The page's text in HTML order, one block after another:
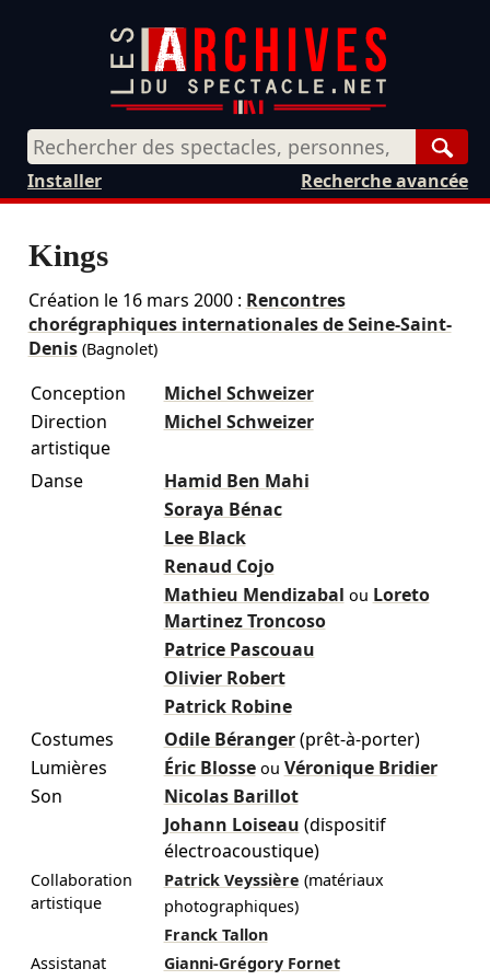
Recherche avancée
Installer
Kings
Création le 16 mars 2000: Rencontres
chorégraphiques internationales de Seine-Saint-
Denis(Bagnolet)
Conception
Michel Schweizer
Direction
artistique
Michel Schweizer
Danse
Hamid Ben Mahi
Soraya Bénac
Lee Black
Renaud Cojo
Mathieu Mendizabal ou Loreto
Martinez Troncoso
Patrice Pascouau
Olivier Robert
Patrick Robine
Costumes
Odile Béranger (prêt-à-porter)
Lumières
Éric Blosse ou Véronique Bridier
Son
Nicolas Barillot
Johann Loiseau (dispositif
électroacoustique)
Collaboration
artistique
Patrick Veyssière (matériaux
photographiques)
Franck Tallon
Assistanat
Gianni-Grégory Fornet